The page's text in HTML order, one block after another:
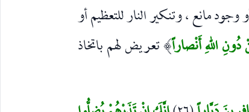
مانع ، وتنكير النار للتعظيم أو
اللهِ أَنْصاراً) تعريض لهم باتخاذ